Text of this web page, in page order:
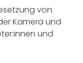
von
Kamera und
und